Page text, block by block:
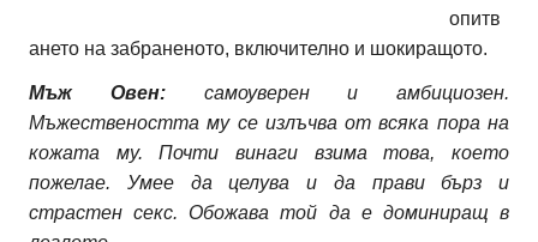
опитв
ането на забраненото, включително и шокиращото.
Мъж Овен:самоуверен и амбициозен.
Мъжествеността му се излъчва от всяка пора на
кожата му. Почти винаги взима това, което
пожелае. Умее да целува и да прави бърз и
страстен секс. Обожава той да е доминиращ в